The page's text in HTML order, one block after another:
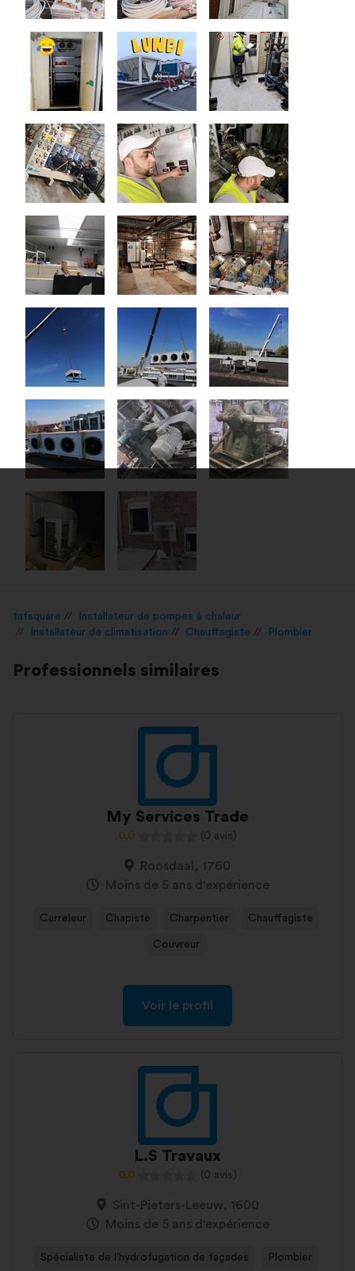
tafsquare
Installateur de pompes à chaleur
Installateur de climatisation
Chauffagiste Plombier
Professionnels similaires
My Services Trade
0,0 (0 avis)
Roosdaal, 1760
Moins de 5 ans d'expérience
Carreleur Chapiste Charpentier Chauffagiste
Couvreur
Voir le profil
L.S Travaux
0,0 (0 avis)
Sint-Pieters-Leeuw, 1600
Moins de 5 ans d'expérience
Spécialiste de l'hydrofugation de façades Plombier